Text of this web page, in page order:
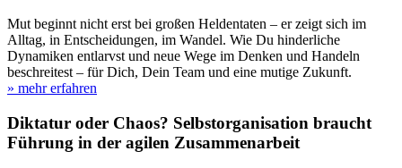
Mut beginnt nicht erst bei großen Heldentaten – er zeigt sich im
Alltag, in Entscheidungen, im Wandel. Wie Du hinderliche
Dynamiken entlarvst und neue Wege im Denken und Handeln
beschreitest – für Dich, Dein Team und eine mutige Zukunft.
» mehr erfahren
Diktatur oder Chaos? Selbstorganisation braucht
Führung in der agilen Zusammenarbeit